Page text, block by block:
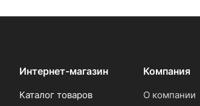
Интернет-магазин
Каталог товаров
Компания
О компании